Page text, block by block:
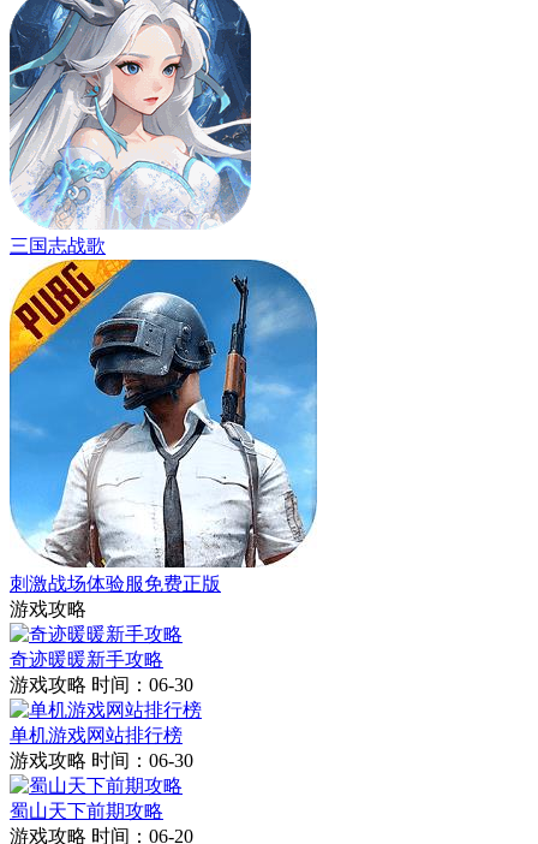
三国志战歌
刺激战场体验服免费正版
游戏攻略
奇迹暖暖新手攻略
游戏攻略 时间：06-30
单机游戏网站排行榜
游戏攻略 时间：06-30
蜀山天下前期攻略
游戏攻略 时间：06-20